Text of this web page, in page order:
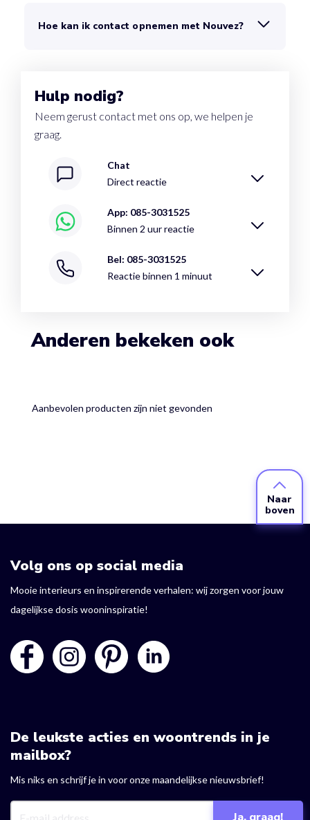
Hoe kan ik contact opnemen met Nouvez?
Hulp nodig?
Neem gerust contact met ons op, we helpen je
graag.
Chat
Direct reactie
App: 085-3031525
Binnen 2 uur reactie
Bel: 085-3031525
Reactie binnen 1 minuut
Anderen bekeken ook
Aanbevolen producten zijn niet gevonden
Naar
boven
Volg ons op social media
Mooie interieurs en inspirerende verhalen: wij zorgen voor jouw
dagelijkse dosis wooninspiratie!
De leukste acties en woontrends in je
mailbox?
Mis niks en schrijf je in voor onze maandelijkse nieuwsbrief!